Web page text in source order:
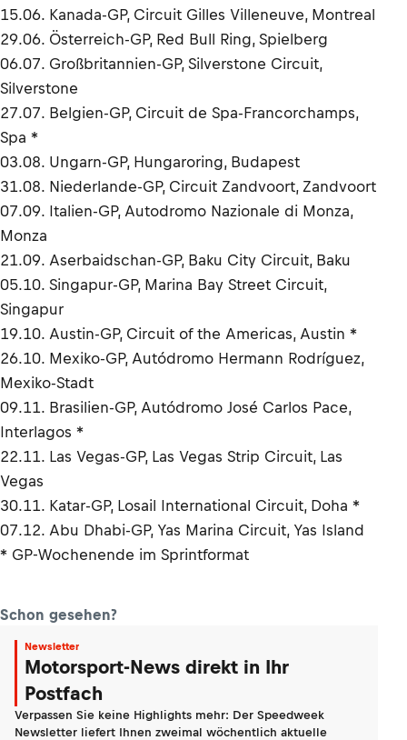
15.06. Kanada-GP, Circuit Gilles Villeneuve, Montreal
29.06. Österreich-GP, Red Bull Ring, Spielberg
06.07. Großbritannien-GP, Silverstone Circuit,
Silverstone
27.07. Belgien-GP, Circuit de Spa-Francorchamps,
Spa *
03.08. Ungarn-GP, Hungaroring, Budapest
31.08. Niederlande-GP, Circuit Zandvoort, Zandvoort
07.09. Italien-GP, Autodromo Nazionale di Monza,
Monza
21.09. Aserbaidschan-GP, Baku City Circuit, Baku
05.10. Singapur-GP, Marina Bay Street Circuit,
Singapur
19.10. Austin-GP, Circuit of the Americas, Austin *
26.10. Mexiko-GP, Autódromo Hermann Rodríguez,
Mexiko-Stadt
09.11. Brasilien-GP, Autódromo José Carlos Pace,
Interlagos *
22.11. Las Vegas-GP, Las Vegas Strip Circuit, Las
Vegas
30.11. Katar-GP, Losail International Circuit, Doha *
07.12. Abu Dhabi-GP, Yas Marina Circuit, Yas Island
* GP-Wochenende im Sprintformat
Schon gesehen?
Newsletter
Motorsport-News direkt in Ihr
Postfach
Verpassen Sie keine Highlights mehr: Der Speedweek
Newsletter liefert Ihnen zweimal wöchentlich aktuelle